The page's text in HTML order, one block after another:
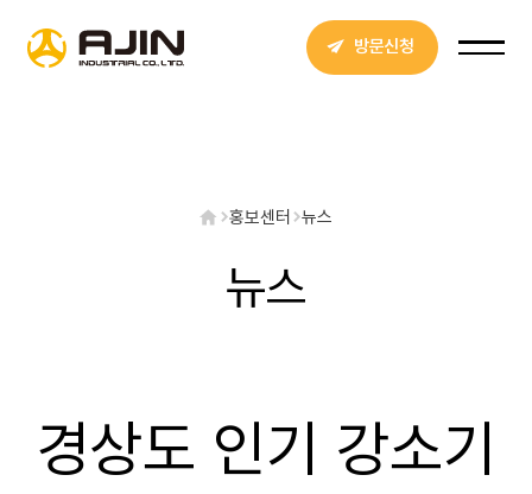
방문신청
홍보센터 뉴스
뉴스
경상도 인기 강소기